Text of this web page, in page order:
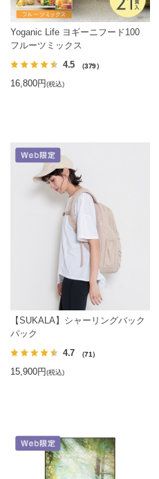
Yoganic Life ヨギーニフード100
フルーツミックス
4.5 （379）
16,800円(税込)
【SUKALA】シャーリングバック
パック
4.7 （71）
15,900円(税込)